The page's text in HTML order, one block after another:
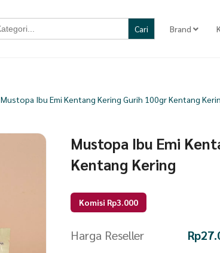
Brand
Mustopa Ibu Emi Kentang Kering Gurih 100gr Kentang
Mustopa Ibu Emi
Kentang Kering
Komisi Rp3.000
Harga Reseller Rp